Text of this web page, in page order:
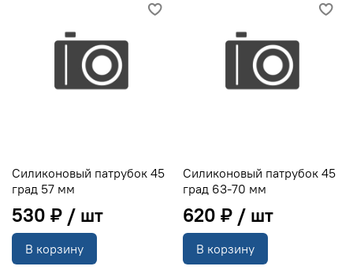
Силиконовый патрубок 45
град 57 мм
530 ₽
В корзину
Силиконовый патрубок 45
град 63-70 мм
620 ₽
В корзину